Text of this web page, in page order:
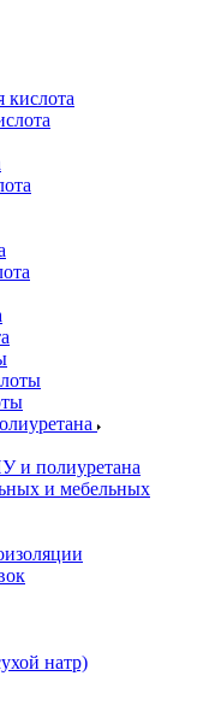
кислота
и полиуретана
и мебельных
натр)